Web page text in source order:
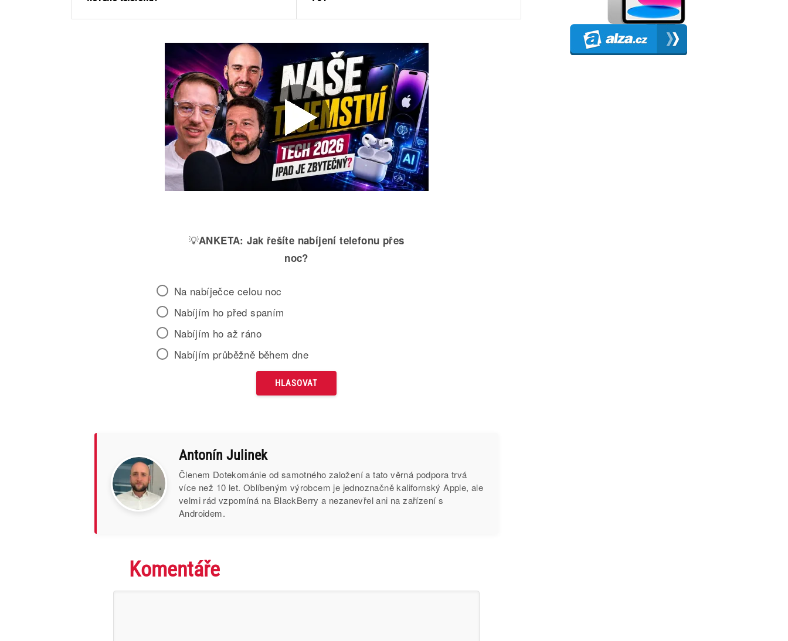
💡ANKETA: Jak řešíte nabíjení telefonu přes
noc?
Na nabíječce celou noc
Nabíjím ho před spaním
Nabíjím ho až ráno
Nabíjím průběžně během dne
Antonín Julinek
Členem Dotekománie od samotného založení a tato věrná podpora trvá
více než 10 let. Oblíbeným výrobcem je jednoznačně kalifornský Apple, ale
velmi rád vzpomíná na BlackBerry a nezanevřel ani na zařízení s
Androidem.
Komentáře